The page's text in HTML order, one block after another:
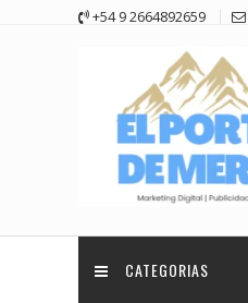
+54 9 2664892659
CATEGORIAS